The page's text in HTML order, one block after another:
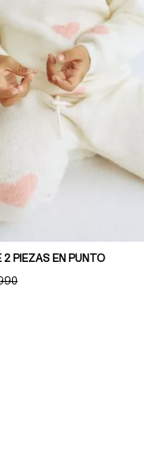
PIEZAS EN PUNTO
PRICE: